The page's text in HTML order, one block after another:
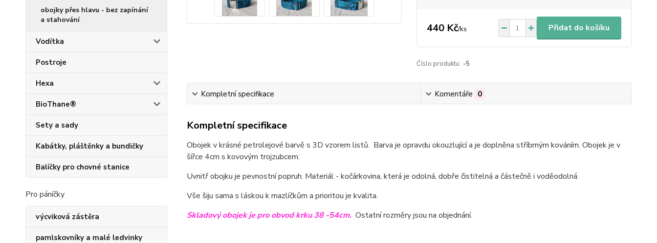
obojky přes hlavu - bez zapínání
a stahování
Vodítka
Postroje
Hexa
BioThane®
Sety a sady
Kabátky, pláštěnky a bundičky
Balíčky pro chovné stanice
Pro páníčky
výcviková zástěra
pamlskovníky a malé ledvinky
440 Kč/ks Přidat do košíku
Číslo produktu: -5
Kompletní specifikace Komentáře 0
Kompletní specifikace
Obojek v krásné petrolejové barvě s 3D vzorem listů. Barva je opravdu okouzlující a je doplněna stříbrným kováním. Obojek je v
šířce 4cm s kovovým trojzubcem.
Uvnitř obojku je pevnostní popruh. Materiál - kočárkovina, která je odolná, dobře čistitelná a částečně i voděodolná.
Vše šiju sama s láskou k mazlíčkům a prioritou je kvalita.
Skladový obojek je pro obvod krku 38 -54cm. Ostatní rozměry jsou na objednání.